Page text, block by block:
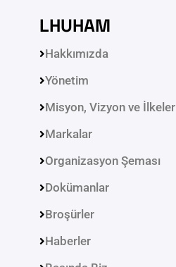
LHUHAM
Hakkımızda
Yönetim
Misyon, Vizyon ve İlkeler
Markalar
Organizasyon Şeması
Dokümanlar
Broşürler
Haberler